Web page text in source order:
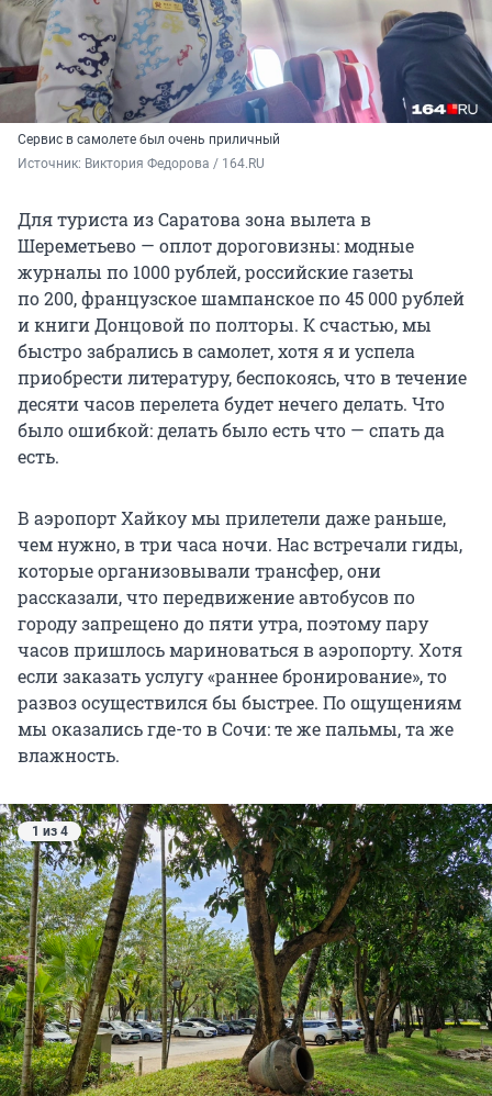
Сервис в самолете был очень приличный
Источник: Виктория Федорова / 164.RU
Для туриста из Саратова зона вылета в
Шереметьево — оплот дороговизны: модные
журналы по 1000 рублей, российские газеты
по 200, французское шампанское по45 000 рублей
и книги Донцовой по полторы. К счастью, мы
быстро забрались в самолет, хотя я и успела
приобрести литературу, беспокоясь, что в течение
десяти часов перелета будет нечего делать. Что
было ошибкой: делать было есть что — спать да
есть.
В аэропорт Хайкоу мы прилетели даже раньше,
чем нужно, в три часа ночи. Нас встречали гиды,
которые организовывали трансфер, они
рассказали, что передвижение автобусов по
городу запрещено до пяти утра, поэтому пару
часов пришлось мариноваться в аэропорту. Хотя
если заказать услугу «раннее бронирование», то
развоз осуществился бы быстрее. По ощущениям
мы оказались где-то в Сочи: те же пальмы, та же
влажность.
1 из 4